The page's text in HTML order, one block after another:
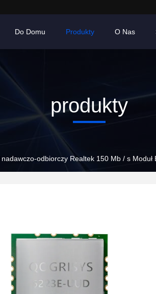
Do Domu Produkty O Nas
produkty
odbiorczy Realtek 150 Mb / s Moduł